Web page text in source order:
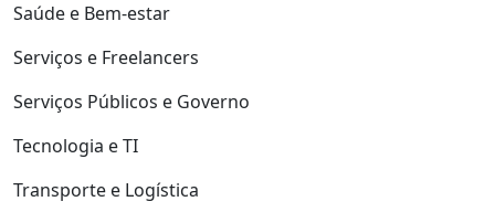
Saúde e Bem-estar
Serviços e Freelancers
Serviços Públicos e Governo
Tecnologia e TI
Transporte e Logística